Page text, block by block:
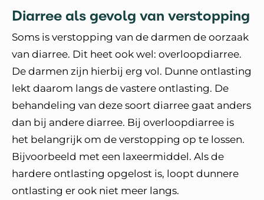
Diarree als gevolg van verstopping
Soms is verstopping van de darmen de oorzaak
van diarree. Dit heet ook wel: overloopdiarree.
De darmen zijn hierbij erg vol. Dunne ontlasting
lekt daarom langs de vastere ontlasting. De
behandeling van deze soort diarree gaat anders
dan bij andere diarree. Bij overloopdiarree is
het belangrijk om de verstopping op te lossen.
Bijvoorbeeld met een laxeermiddel. Als de
hardere ontlasting opgelost is, loopt dunnere
ontlasting er ook niet meer langs.